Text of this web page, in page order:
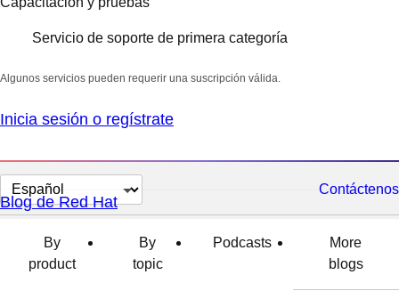
Servicio de soporte de primera categoría
Algunos servicios pueden requerir una suscripción válida.
Inicia sesión o regístrate
Cambiar
el
idioma
Contáctenos
Blog de Red Hat
By
product
By
topic
Podcasts
More
blogs